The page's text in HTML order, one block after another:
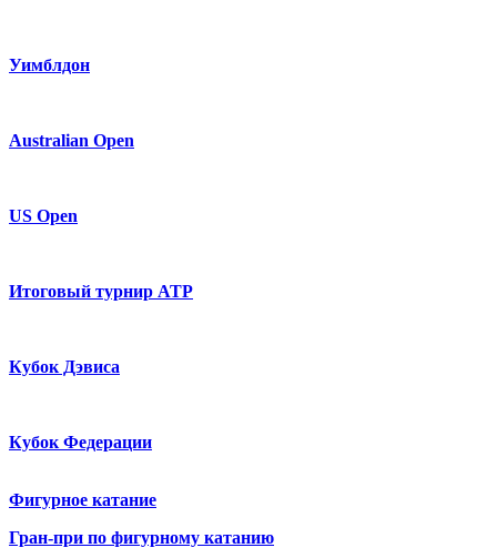
Уимблдон
Australian Open
US Open
Итоговый турнир ATP
Кубок Дэвиса
Кубок Федерации
Фигурное катание
Гран-при по фигурному катанию